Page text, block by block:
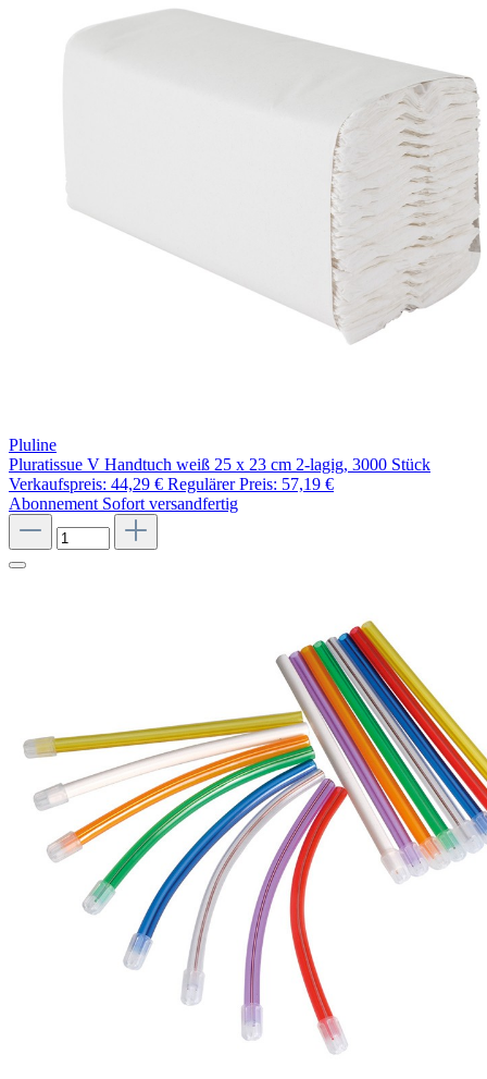
Pluline
Pluratissue V Handtuch weiß 25 x 23 cm 2-lagig, 3000 Stück
Verkaufspreis: 44,29 € Regulärer Preis: 57,19 €
Abonnement Sofort versandfertig